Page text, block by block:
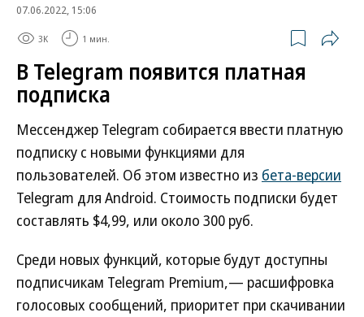
07.06.2022, 15:06
3K 1 мин.
В Telegram появится платная
подписка
Мессенджер Telegram собирается ввести платную
подписку с новыми функциями для
пользователей. Об этом известно из бета-версии
Telegram для Android. Стоимость подписки будет
составлять $4,99, или около 300 руб.
Среди новых функций, которые будут доступны
подписчикам Telegram Premium,— расшифровка
голосовых сообщений, приоритет при скачивании